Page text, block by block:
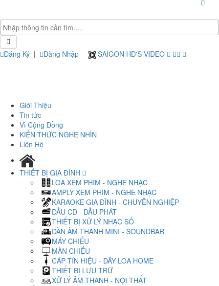
Đăng Ký | Đăng Nhập SAIGON HD'S VIDEO
Giới Thiệu
Tin tức
Vì Cộng Đồng
KIẾN THỨC NGHE NHÌN
Liên Hệ
THIẾT BỊ GIA ĐÌNH
LOA XEM PHIM - NGHE NHẠC
AMPLY XEM PHIM - NGHE NHẠC
KARAOKE GIA ĐÌNH - CHUYÊN NGHIỆP
ĐẦU CD - ĐẦU PHÁT
THIẾT BỊ XỬ LÝ NHẠC SỐ
DÀN ÂM THANH MINI - SOUNDBAR
MÁY CHIẾU
MÀN CHIẾU
CÁP TÍN HIỆU - DÂY LOA HOME
THIẾT BỊ LƯU TRỮ
XỬ LÝ ÂM THANH - NỘI THẤT